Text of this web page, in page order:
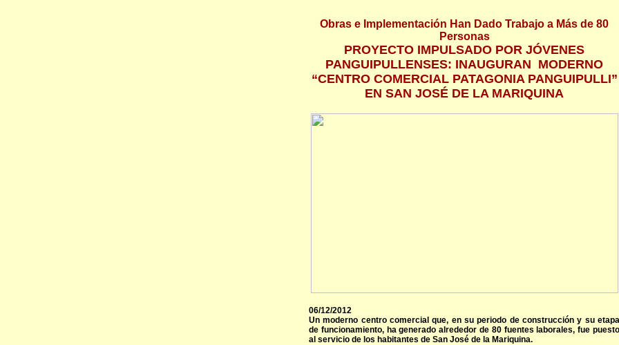
Obras e Implementación Han Dado Trabajo a Más de 80
Personas
PROYECTO IMPULSADO POR JÓVENES
PANGUIPULLENSES: INAUGURAN MODERNO
“CENTRO COMERCIAL PATAGONIA PANGUIPULLI”
EN SAN JOSÉ DE LA MARIQUINA
06/12/2012
Un moderno centro comercial que, en su periodo de construcción y su etapa
de funcionamiento, ha generado alrededor de 80 fuentes laborales, fue puesto
al servicio de los habitantes de San José de la Mariquina.